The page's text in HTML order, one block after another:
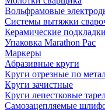
Вольфрамовые
Системы вытяжки
Керамические подкладки
Упаковка Marathon Pac
Маркеры
Абразивные круги
Круги отрезные по
Круги зачистные
Круги лепестковые
Самозацепляемые